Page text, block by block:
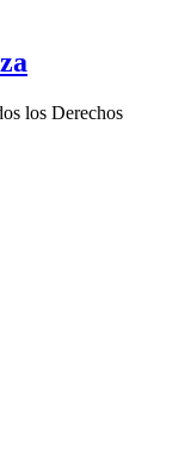
los Derechos